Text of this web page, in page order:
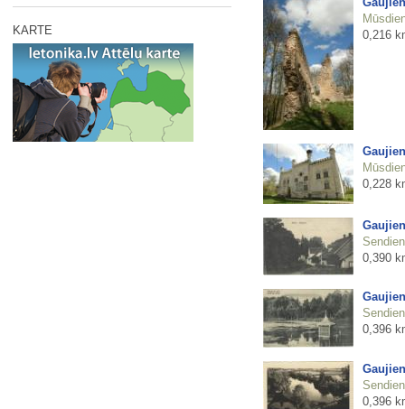
KARTE
0,216
0,228
0,390
0,396
0,396